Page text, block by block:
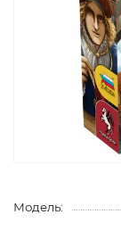
Модель: